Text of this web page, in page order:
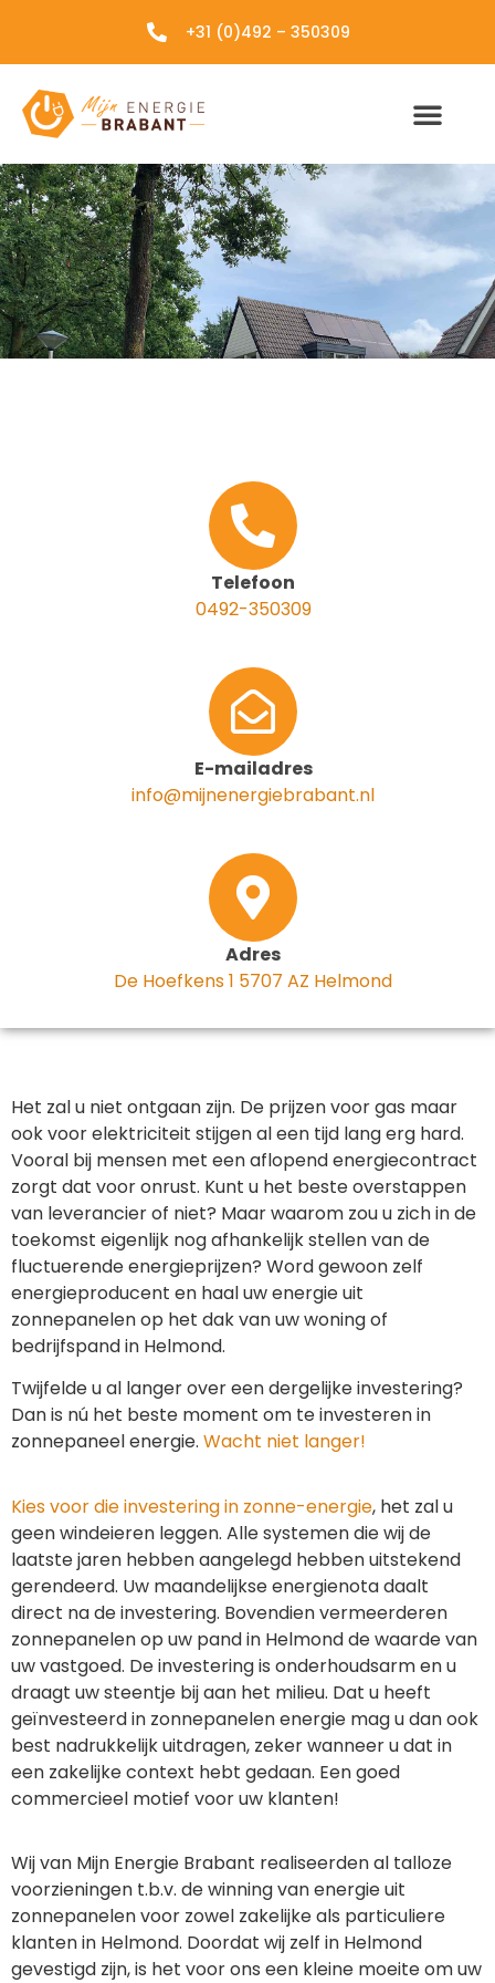
+31 (0)492 – 350309
Telefoon
0492-350309
E-mailadres
info@mijnenergiebrabant.nl
Adres
De Hoefkens 1 5707 AZ Helmond
Het zal u niet ontgaan zijn. De prijzen voor gas maar
ook voor elektriciteit stijgen al een tijd lang erg hard.
Vooral bij mensen met een aflopend energiecontract
zorgt dat voor onrust. Kunt u het beste overstappen
van leverancier of niet? Maar waarom zou u zich in de
toekomst eigenlijk nog afhankelijk stellen van de
fluctuerende energieprijzen? Word gewoon zelf
energieproducent en haal uw energie uit
zonnepanelen op het dak van uw woning of
bedrijfspand in Helmond.
Twijfelde u al langer over een dergelijke investering?
Dan is nú het beste moment om te investeren in
zonnepaneel energie. Wacht niet langer!
Kies voor die investering in zonne-energie, het zal u
geen windeieren leggen. Alle systemen die wij de
laatste jaren hebben aangelegd hebben uitstekend
gerendeerd. Uw maandelijkse energienota daalt
direct na de investering. Bovendien vermeerderen
zonnepanelen op uw pand in Helmond de waarde van
uw vastgoed. De investering is onderhoudsarm en u
draagt uw steentje bij aan het milieu. Dat u heeft
geïnvesteerd in zonnepanelen energie mag u dan ook
best nadrukkelijk uitdragen, zeker wanneer u dat in
een zakelijke context hebt gedaan. Een goed
commercieel motief voor uw klanten!
Wij van Mijn Energie Brabant realiseerden al talloze
voorzieningen t.b.v. de winning van energie uit
zonnepanelen voor zowel zakelijke als particuliere
klanten in Helmond. Doordat wij zelf in Helmond
gevestigd zijn, is het voor ons een kleine moeite om uw